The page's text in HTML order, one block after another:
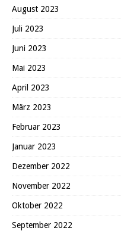
August 2023
Juli 2023
Juni 2023
Mai 2023
April 2023
März 2023
Februar 2023
Januar 2023
Dezember 2022
November 2022
Oktober 2022
September 2022